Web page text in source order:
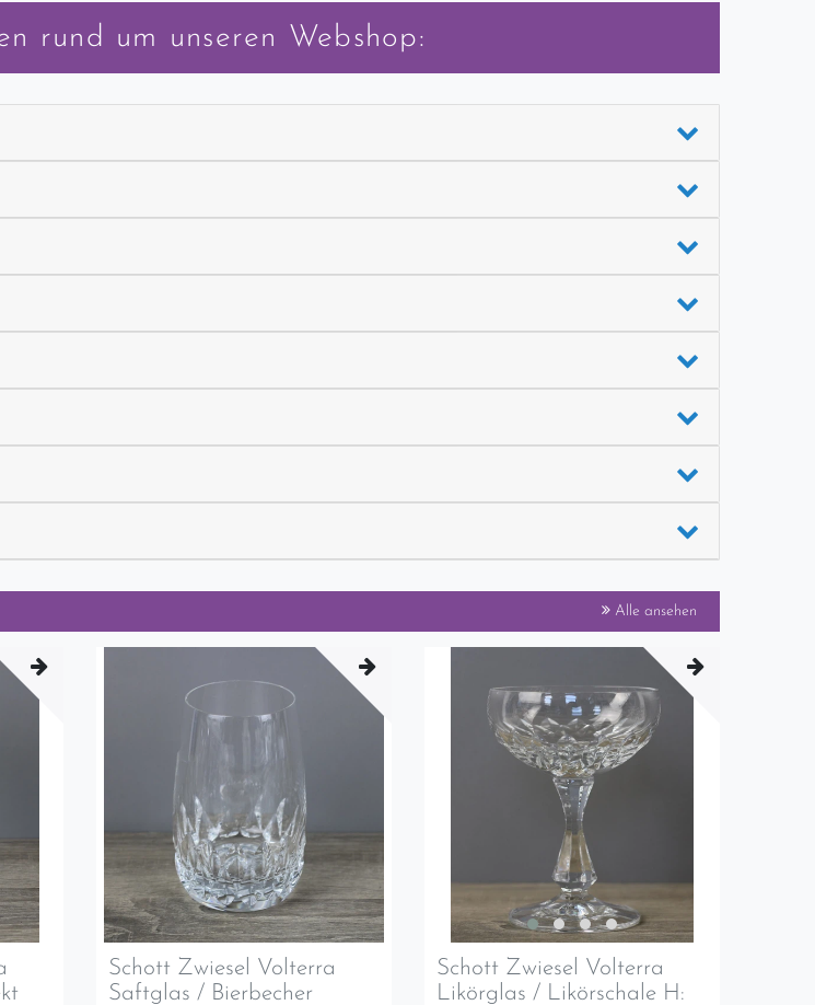
rund um unseren Webshop:
Alle ansehen
Schott Zwiesel Volterra
Saftglas / Bierbecher
Schott Zwiesel Volterra
Likörglas / Likörschale H: